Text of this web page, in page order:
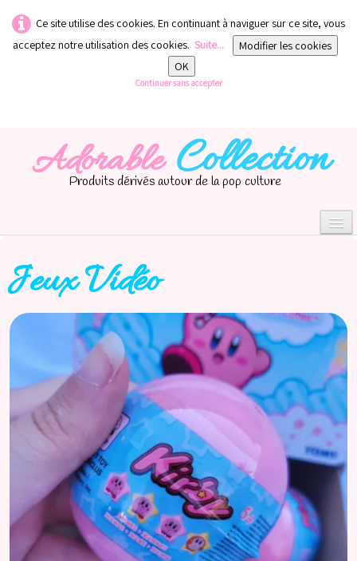
Ce site utilise des cookies. En continuant à naviguer sur ce site, vous
acceptez notre utilisation des cookies. Suite...
Modifier les cookies
OK
Continuer sans accepter
Adorable Collection
Produits dérivés autour de la pop culture
0
Catégories
Licences
Informations
Actu
Nos réseaux
Jeux Vidéo